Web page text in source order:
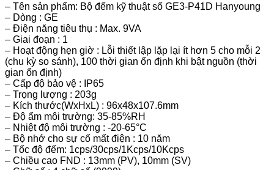
– Tên sản phẩm: Bộ đếm kỹ thuật số GE3-P41D Hanyoung
– Dòng : GE
– Điện năng tiêu thụ : Max. 9VA
– Giai đoạn : 1
– Hoạt động hẹn giờ : Lỗi thiết lập lặp lại ít hơn 5 cho mỗi 2
(chu kỳ so sánh), 100 thời gian ổn định khi bật nguồn (thời
gian ổn định)
– Cấp độ bảo vệ : IP65
– Trọng lượng : 203g
– Kích thước(WxHxL) : 96x48x107.6mm
– Độ ẩm môi trường: 35-85%RH
– Nhiệt độ môi trường : -20-65°C
– Bộ nhớ cho sự cố mất điện : 10 năm
– Tốc độ đếm: 1cps/30cps/1Kcps/10Kcps
– Chiều cao FND : 13mm (PV), 10mm (SV)